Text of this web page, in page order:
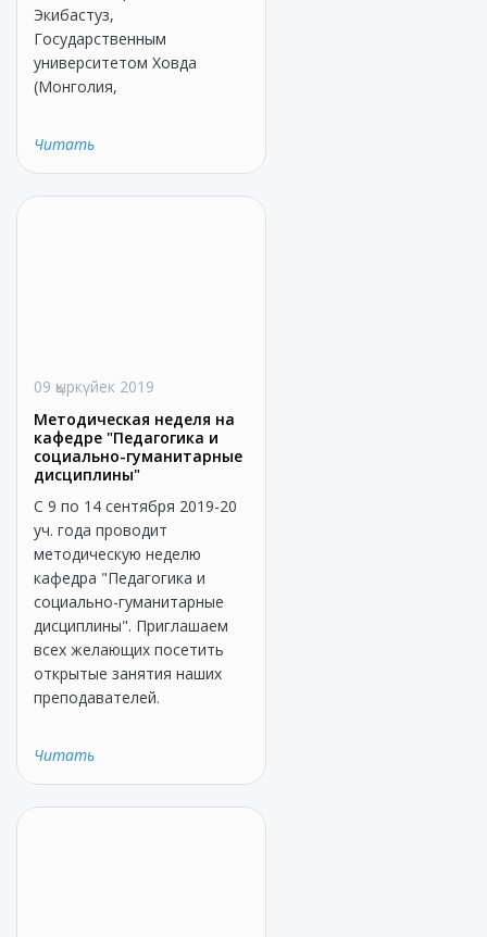
Экибастуз,
Государственным
университетом Ховда
(Монголия,
Читать
09 қыркүйек 2019
Методическая неделя на
кафедре "Педагогика и
социально-гуманитарные
дисциплины"
С 9 по 14 сентября 2019-20
уч. года проводит
методическую неделю
кафедра "Педагогика и
социально-гуманитарные
дисциплины". Приглашаем
всех желающих посетить
открытые занятия наших
преподавателей.
Читать